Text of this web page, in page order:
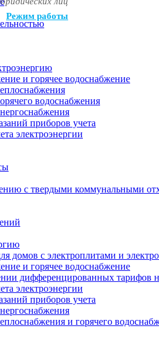
Режим работы
и горячее водоснабжение
водоснабжения
приборов учета
электроэнергии
с твердыми коммунальными
домов с электроплитами и
и горячее водоснабжение
дифференцированных тарифов
электроэнергии
приборов учета
и горячего